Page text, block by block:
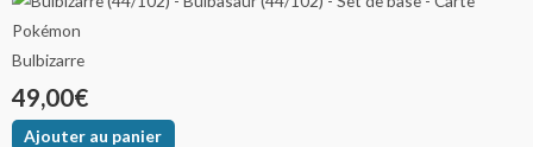
Bulbizarre
49,00€
Ajouter au panier